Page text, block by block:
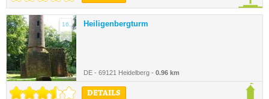
16. Heiligenbergturm
DE - 69121 Heidelberg - 0.96 km
DETAILS